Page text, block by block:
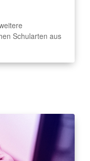
Schularten aus